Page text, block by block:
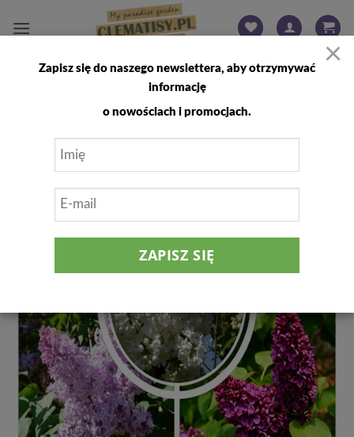
FILTRUJ
×
Zapisz się do naszego newslettera, aby otrzymywać
informację
o nowościach i promocjach.